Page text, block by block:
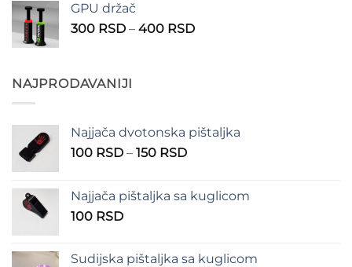
do
GPU držač
300 RSD – 400 RSDRaspon
NAJPRODAVANIJI
Najjača dvotonska pištaljka
100 RSD – 150 RSDRaspon
100 RSD
Najjača pištaljka sa kuglicom
100 RSD
Sudijska pištaljka sa kuglicom